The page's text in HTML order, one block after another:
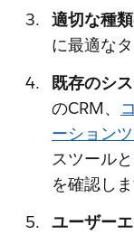
適切な種
に最適な
既存のシ
のCRM、
ーション
スツール
を確認しま
ユーザー